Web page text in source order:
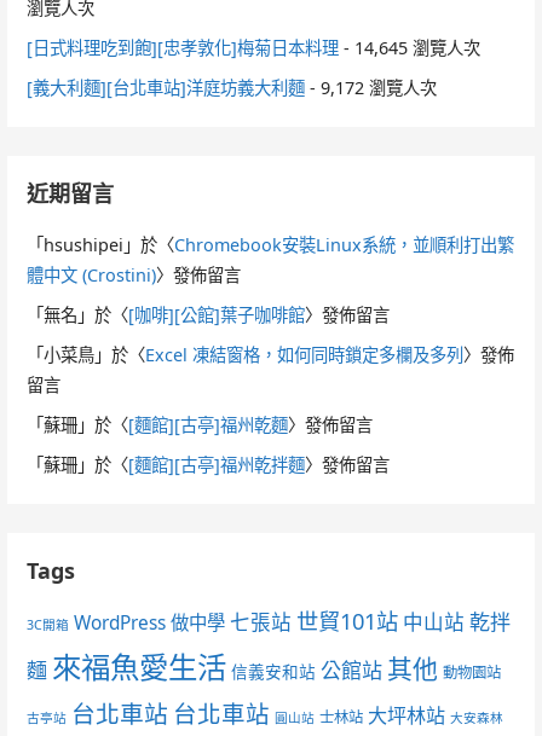
瀏覽人次
[日式料理吃到飽][忠孝敦化]梅菊日本料理 - 14,645 瀏覽人次
[義大利麵][台北車站]洋庭坊義大利麵 - 9,172 瀏覽人次
近期留言
「hsushipei 」於〈Chromebook安裝Linux系統，並順利打出繁
體中文 (Crostini)〉發佈留言
「無名 」於〈[咖啡][公館]葉子咖啡館〉發佈留言
「小菜鳥 」於〈Excel 凍結窗格，如何同時鎖定多欄及多列〉發佈
留言
「蘇珊 」於〈[麵館][古亭]福州乾麵〉發佈留言
「蘇珊 」於〈[麵館][古亭]福州乾拌麵〉發佈留言
Tags
3C開箱 WordPress 做中學 七張站 世貿101站 中山站 乾拌
麵 來福魚愛生活 信義安和站 公館站 其他 動物園站
古亭站 台北車站 台北車站 圓山站 士林站 大坪林站 大安森林